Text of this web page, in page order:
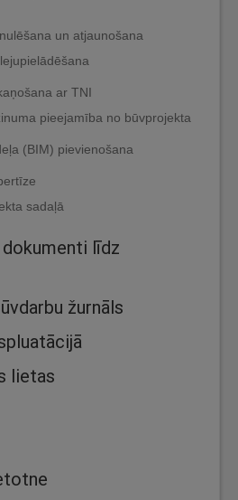
un atjaunošana
ar TNI
pieejamība no būvprojekta
(BIM) pievienošana
sadaļā
līdz
žurnāls
lietas